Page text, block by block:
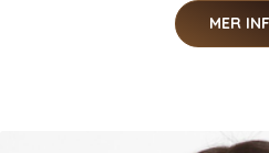
MER